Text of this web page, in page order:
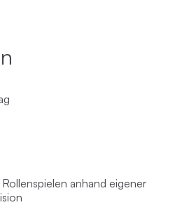
anhand eigener